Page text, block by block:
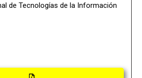
de Tecnologías de la Información